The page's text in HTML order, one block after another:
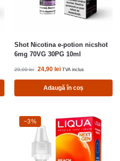
Shot Nicotina e-potion nicshot
6mg 70VG 30PG 10ml
29,00lei 24,90 lei TVA inclus
Adaugă în coș
-3%
−3%